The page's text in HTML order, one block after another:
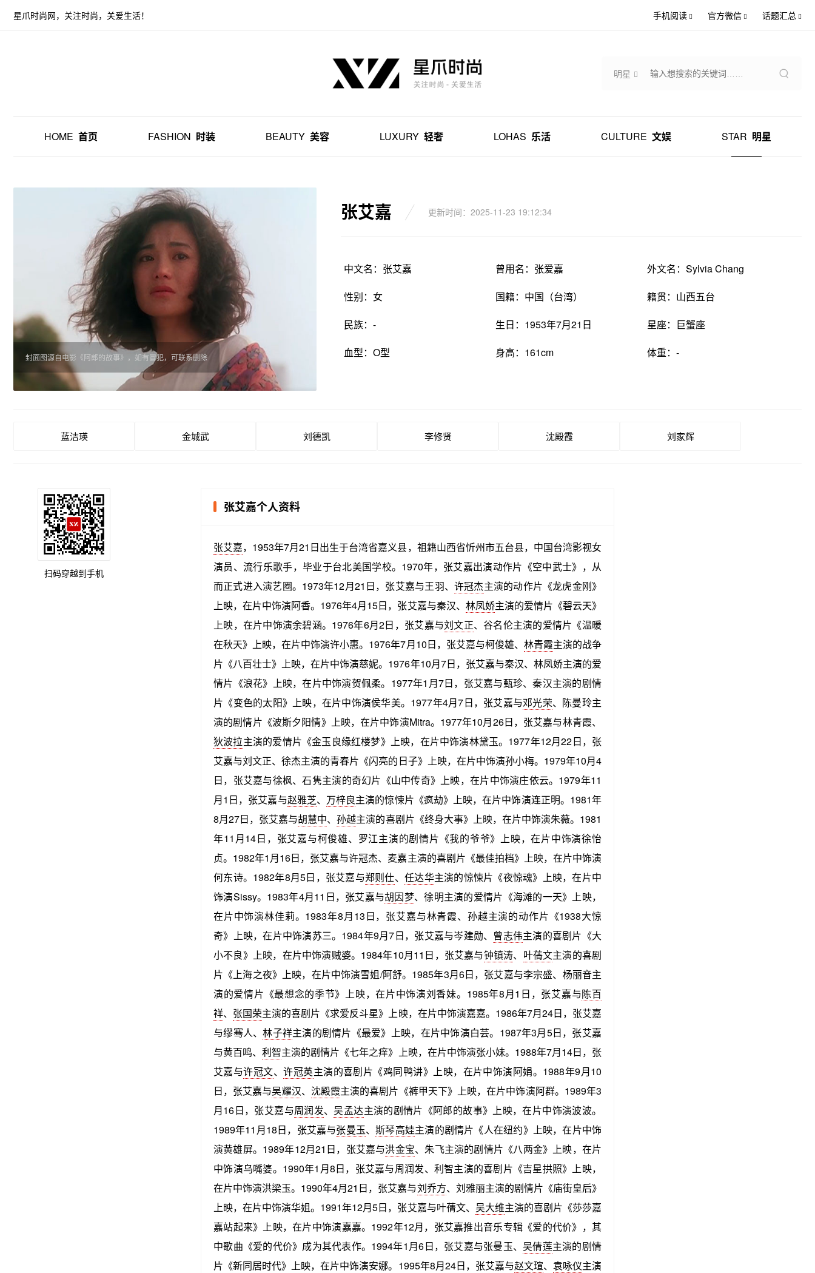
星爪时尚网，关注时尚，关爱生活！ 手机阅读 官方微信 话题汇总
明星
HOME 首页 FASHION 时装 BEAUTY 美容 LUXURY 轻奢 LOHAS 乐活 CULTURE 文娱 STAR 明星
封面图源自电影《阿郎的故事》，如有冒犯，可联系删除
张艾嘉 更新时间：2025-11-23 19:12:34
中文名：张艾嘉 曾用名：张爱嘉
外文名：Sylvia Chang
性别：女
国籍：中国（台湾）
籍贯：山西五台
民族：-
生日：1953年7月21日
星座：巨蟹座
血型：O型
身高：161cm 体重：-
蓝洁瑛 金城武 刘德凯 李修贤 沈殿霞 刘家辉
张艾嘉个人资料
张艾嘉，1953年7月21日出生于台湾省嘉义县，祖籍山西省忻州市五台县，中国台湾影视女
演员、流行乐歌手，毕业于台北美国学校。1970年，张艾嘉出演动作片《空中武士》，从
而正式进入演艺圈。1973年12月21日，张艾嘉与王羽、 许冠杰主演的动作片《龙虎金刚》
上映，在片中饰演阿香。1976年4月15日，张艾嘉与秦汉、 林凤娇主演的爱情片《碧云天》
上映，在片中饰演余碧涵。1976年6月2日，张艾嘉与刘文正、谷名伦主演的爱情片《温暖
在秋天》上映，在片中饰演许小惠。1976年7月10日，张艾嘉与柯俊雄、 林青霞主演的战争
片《八百壮士》上映，在片中饰演慈妮。1976年10月7日，张艾嘉与秦汉、林凤娇主演的爱
情片《浪花》上映，在片中饰演贺佩柔。1977年1月7日，张艾嘉与甄珍、秦汉主演的剧情
片《变色的太阳》上映，在片中饰演侯华美。1977年4月7日，张艾嘉与邓光荣、陈曼玲主
演的剧情片《波斯夕阳情》上映，在片中饰演Mitra。1977年10月26日，张艾嘉与林青霞、
狄波拉主演的爱情片《金玉良缘红楼梦》上映，在片中饰演林黛玉。1977年12月22日，张
艾嘉与刘文正、徐杰主演的青春片《闪亮的日子》上映，在片中饰演孙小梅。1979年10月4
日，张艾嘉与徐枫、石隽主演的奇幻片《山中传奇》上映，在片中饰演庄依云。1979年11
月1日，张艾嘉与赵雅芝、 万梓良主演的惊悚片《疯劫》上映，在片中饰演连正明。1981年
8月27日，张艾嘉与胡慧中、孙越主演的喜剧片《终身大事》上映，在片中饰演朱薇。1981
年11月14日，张艾嘉与柯俊雄、罗江主演的剧情片《我的爷爷》上映，在片中饰演徐怡
贞。1982年1月16日，张艾嘉与许冠杰、麦嘉主演的喜剧片《最佳拍档》上映，在片中饰演
何东诗。1982年8月5日，张艾嘉与郑则仕、任达华主演的惊悚片《夜惊魂》上映，在片中
饰演Sissy。1983年4月11日，张艾嘉与胡因梦、徐明主演的爱情片《海滩的一天》上映，
在片中饰演林佳莉。1983年8月13日，张艾嘉与林青霞、孙越主演的动作片《1938大惊
奇》上映，在片中饰演苏三。1984年9月7日，张艾嘉与岑建勋、 曾志伟主演的喜剧片《大
小不良》上映，在片中饰演贼婆。1984年10月11日，张艾嘉与钟镇涛、 叶蒨文主演的喜剧
片《上海之夜》上映，在片中饰演雪姐/阿舒。1985年3月6日，张艾嘉与李宗盛、杨丽音主
演的爱情片《最想念的季节》上映，在片中饰演刘香妹。1985年8月1日，张艾嘉与陈百
祥、 张国荣主演的喜剧片《求爱反斗星》上映，在片中饰演嘉嘉。1986年7月24日，张艾嘉
与缪骞人、林子祥主演的剧情片《最爱》上映，在片中饰演白芸。1987年3月5日，张艾嘉
与黄百鸣、利智主演的剧情片《七年之痒》上映，在片中饰演张小妹。1988年7月14日，张
艾嘉与许冠文、许冠英主演的喜剧片《鸡同鸭讲》上映，在片中饰演阿娟。1988年9月10
日，张艾嘉与吴耀汉、 沈殿霞主演的喜剧片《裤甲天下》上映，在片中饰演阿群。1989年3
月16日，张艾嘉与周润发、吴孟达主演的剧情片《阿郎的故事》上映，在片中饰演波波。
1989年11月18日，张艾嘉与张曼玉、斯琴高娃主演的剧情片《人在纽约》上映，在片中饰
演黄雄屏。1989年12月21日，张艾嘉与洪金宝、朱飞主演的剧情片《八两金》上映，在片
中饰演乌嘴婆。1990年1月8日，张艾嘉与周润发、利智主演的喜剧片《吉星拱照》上映，
在片中饰演洪梁玉。1990年4月21日，张艾嘉与刘乔方、刘雅丽主演的剧情片《庙街皇后》
上映，在片中饰演华姐。1991年12月5日，张艾嘉与叶蒨文、 吴大维主演的喜剧片《莎莎嘉
嘉站起来》上映，在片中饰演嘉嘉。1992年12月，张艾嘉推出音乐专辑《爱的代价》，其
中歌曲《爱的代价》成为其代表作。1994年1月6日，张艾嘉与张曼玉、吴倩莲主演的剧情
片《新同居时代》上映，在片中饰演安娜。1995年8月24日，张艾嘉与赵文瑄、 袁咏仪主演
扫码穿越到手机